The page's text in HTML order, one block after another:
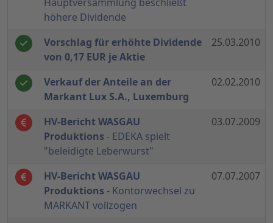
höhere Dividende
Vorschlag für erhöhte Dividende
von 0,17 EUR je Aktie
25.03.2010
Verkauf der Anteile an der
Markant Lux S.A., Luxemburg
02.02.2010
HV-Bericht WASGAU
Produktions - EDEKA spielt
"beleidigte Leberwurst"
03.07.2009
HV-Bericht WASGAU
Produktions - Kontorwechsel zu
MARKANT vollzogen
07.07.2007